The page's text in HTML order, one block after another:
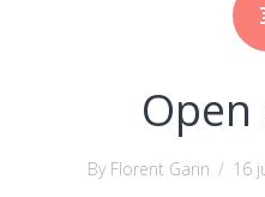
By Florent Garin / 16